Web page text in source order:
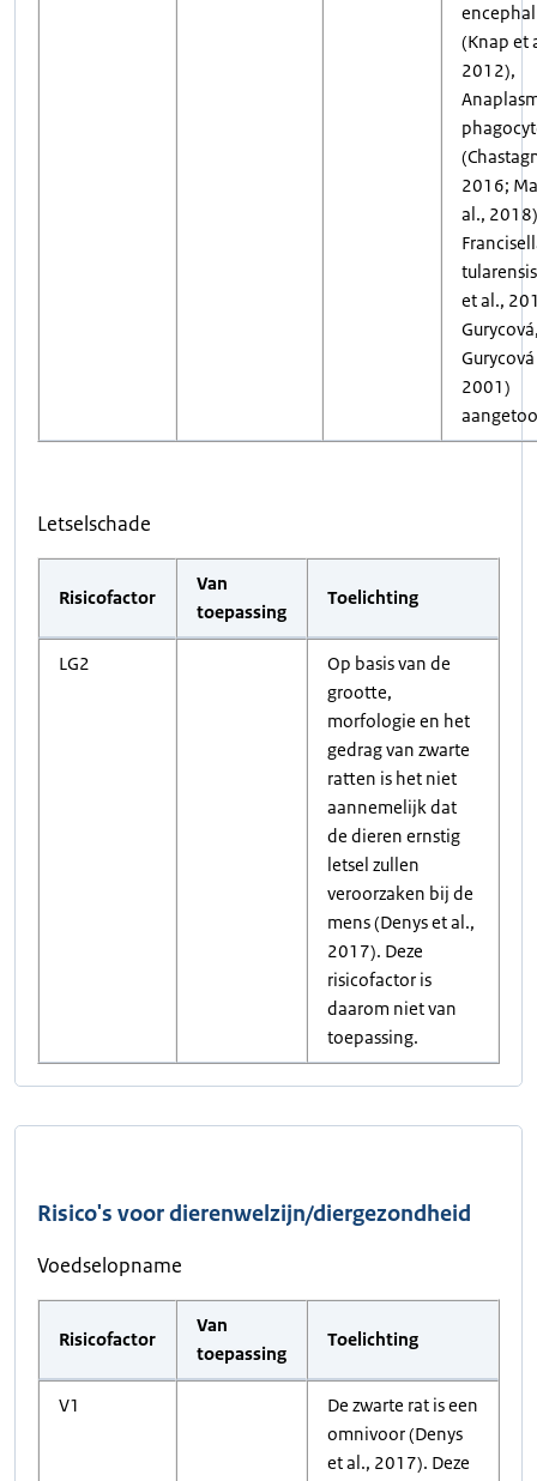
(Knap et
2012),
2016;
al.,
et al.,
2001)
Letselschade
Risicofactor
Van
toepassing
Toelichting
LG2
Op basis van de
grootte,
morfologie en het
gedrag van zwarte
ratten is het niet
aannemelijk dat
de dieren ernstig
letsel zullen
veroorzaken bij de
mens (Denys et al.,
2017). Deze
risicofactor is
daarom niet van
toepassing.
Risico's voor dierenwelzijn/diergezondheid
Voedselopname
Risicofactor
Van
toepassing
Toelichting
V1
De zwarte rat is een
omnivoor (Denys
et al., 2017). Deze